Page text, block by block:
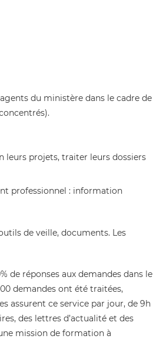
du ministère dans le cadre de
leurs projets, traiter leurs dossiers
professionnel : information
de veille, documents. Les
de réponses aux demandes dans le
demandes ont été traitées,
assurent ce service par jour, de 9h
des lettres d’actualité et des
mission de formation à